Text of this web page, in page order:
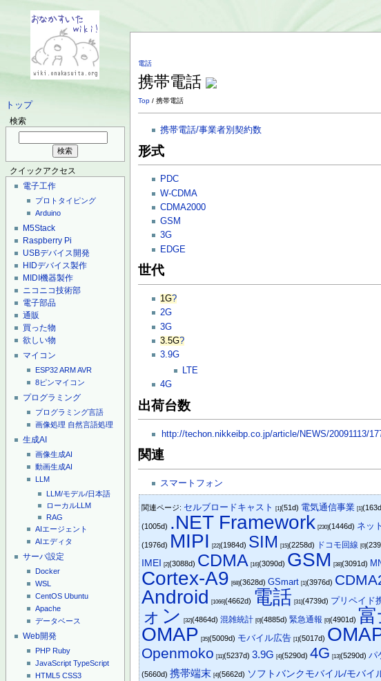
トップ
検索
クイックアクセス
電子工作
プロトタイピング
Arduino
M5Stack
Raspberry Pi
USBデバイス開発
HIDデバイス製作
MIDI機器製作
ニコニコ技術部
電子部品
通販
買った物
欲しい物
マイコン
ESP32ARMAVR
8ピンマイコン
プログラミング
プログラミング言語
画像処理 自然言語処理
生成AI
画像生成AI
動画生成AI
LLM
LLM/モデル/日本語
ローカルLLM
RAG
AIエージェント
AIエディタ
サーバ設定
Docker
WSL
CentOS Ubuntu
Apache
データベース
Web開発
PHP Ruby
JavaScript TypeScript
HTML5 CSS3
電話
携帯電話
Top / 携帯電話
携帯電話/事業者別契約数
形式
PDC
W-CDMA
CDMA2000
GSM
3G
EDGE
世代
1G?
2G
3G
3.5G?
3.9G
LTE
4G
出荷台数
http://techon.nikkeibp.co.jp/article/NEWS/20091113/
関連
スマートフォン
関連ページ: セルブロードキャスト [1](51d) 電気通信事業 [1]
(1005d) .NET Framework [230](1446d) ネッ
(1976d) MIPI [22](1984d) SIM [15](2258d) ドコモ回線 [0]
IMEI [2](3088d) CDMA [16](3090d) GSM [38](3091d)
Cortex-A9 [68](3628d)GSmart [1](3976d)
Android [1066](4662d) 電話 [31](4739d) プリペイド
ォン
[32](4864d)混雑統計 [0](4885d)緊急通報 [0](4901d)
OMAP [35](5009d) モバイル広告 [1](5017d)
Openmoko [11](5237d)3.9G [4](5290d)4G [13](5290d)パ
(5660d)携帯端末 [4](5662d) ソフトバンクモバイル/モバイ